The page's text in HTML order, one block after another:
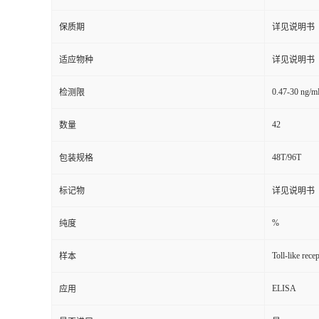
保质期 详见说明书
适应物种 详见说明书
检测限 0.47-30 ng/
数量 42
包装规格 48T/96T
标记物 详见说明书
纯度 %
样本 Toll-like
应用 ELISA